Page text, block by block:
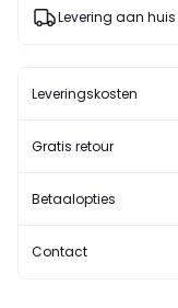
Levering aan huis
Leveringskosten
Gratis retour
Betaalopties
Contact